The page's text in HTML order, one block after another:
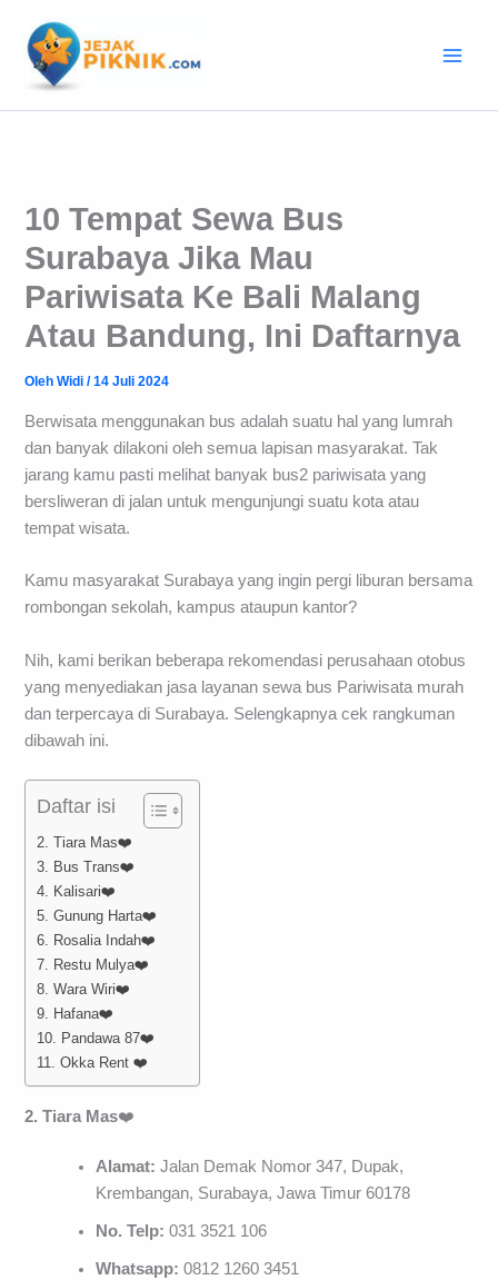
konten
10 Tempat Sewa Bus
Surabaya Jika Mau
Pariwisata Ke Bali Malang
Atau Bandung, Ini Daftarnya
OlehWidi/14 Juli 2024
Berwisata menggunakan bus adalah suatu hal yang lumrah
dan banyak dilakoni oleh semua lapisan masyarakat. Tak
jarang kamu pasti melihat banyak bus2 pariwisata yang
bersliweran di jalan untuk mengunjungi suatu kota atau
tempat wisata.
Kamu masyarakat Surabaya yang ingin pergi liburan bersama
rombongan sekolah, kampus ataupun kantor?
Nih, kami berikan beberapa rekomendasi perusahaan otobus
yang menyediakan jasa layanan sewa bus Pariwisata murah
dan terpercaya di Surabaya. Selengkapnya cek rangkuman
dibawah ini.
Daftar isi
2. Tiara Mas❤️
3. Bus Trans❤️
4. Kalisari❤️
5. Gunung Harta❤️
6. Rosalia Indah❤️
7. Restu Mulya❤️
8. Wara Wiri❤️
9. Hafana❤️
10. Pandawa 87❤️
11. Okka Rent ❤️
2. Tiara Mas❤️
Alamat: Jalan Demak Nomor 347, Dupak,
Krembangan, Surabaya, Jawa Timur 60178
No. Telp: 031 3521 106
Whatsapp: 0812 1260 3451